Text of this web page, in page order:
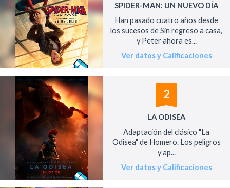
SPIDER-MAN: UN NUEVO DÍA
Han pasado cuatro años desde
los sucesos de Sin regreso a casa,
y Peter ahora es...
Ver datos y Calificaciones
2
LA ODISEA
Adaptación del clásico "La
Odisea" de Homero. Los peligros
y ap...
Ver datos y Calificaciones